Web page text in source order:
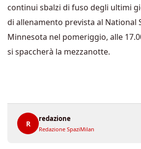
continui sbalzi di fuso degli ultimi
di allenamento prevista al National
Minnesota nel pomeriggio, alle
si spaccherà la mezzanotte.
R
redazione
Redazione SpaziMilan